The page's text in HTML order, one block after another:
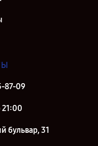
87-09
бульвар, 31